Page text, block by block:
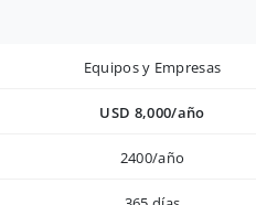
Equipos y Empresas
USD 8,000/año
2400/año